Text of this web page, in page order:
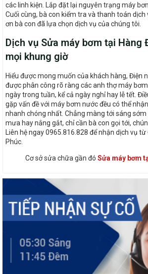
các linh kiện. Lắp đặt lại nguyên trạng máy
Cuối cùng, bà con kiểm tra và thanh toán
ơn bà con đã lựa chọn dịch vụ của chúng tôi.
Dịch vụ Sửa máy bơm tại Hàng
mọi khung giờ
Hiểu được mong muốn của khách hàng, Điện
được phân công rõ ràng các anh thợ máy
ngày trong tuần, kể cả ngày nghỉ hay lễ tết.
gặp vấn đề với máy bơm nước đều có thể
nhanh chóng nhất. Chẳng màng tới sáng
mưa hay nắng gắt, chỉ cần bà con gọi tới,
Liên hệ ngay 0965.816.828 để nhận dịch vụ
Phúc.
Cơ sở sửa chữa gần đó Sửa máy bơm